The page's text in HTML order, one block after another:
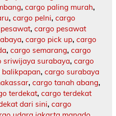
, cargo paling murah,
, cargo pelni, cargo
, cargo pesawat
, cargo pick up, cargo
, cargo semarang, cargo
sriwijaya surabaya, cargo
, cargo surabaya
, cargo tanah abang,
terdekat, cargo terdekat
dari sini, cargo